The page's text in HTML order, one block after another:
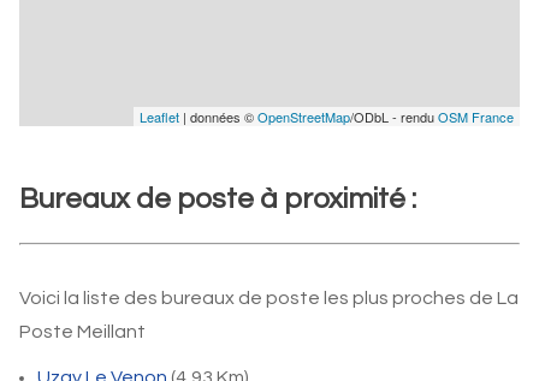
Leaflet | données ©OpenStreetMap/ODbL - renduOSM France
Bureaux de poste à proximité :
Voici la liste des bureaux de poste les plus proches de La
Poste Meillant